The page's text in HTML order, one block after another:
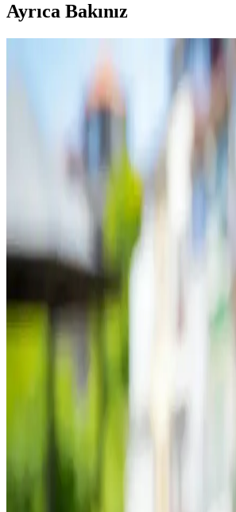
Ayrıca Bakınız
NanoSteamer ile Nano-Ionic
Yenilikçi Cilt Bakımı Çözümleri
NanoSteamer cihazları, nano-ionic buhar
derinlemesine temizlik ve nemlendirme
En İyi Krema Seçimi: Güvenilir
Sağlıklı Cilt Bakımı Rehberi
Cilt tipine uygun, güvenilir ve doğal içerikli
genç bir cilde ulaşmanın yollarını keşfedin.
doğru ürün seçimi ve kullanımı hakkında bilgi
Chrysamed Jel: Hassas ve
Güvenilir Dermatolojik Çözüm
Chrysamed jel, hassas ciltleri yatıştıran ve
ürün olup, tahrişi hafifletir, cilt bariyerini
Pirinç Suyu Nedir ve Güzellik ile
Alanları Hakkında Bilgiler
malzemesi olarak kullanılır. Vitamin ve
dengeler ve saç parlaklığını artırır, ancak